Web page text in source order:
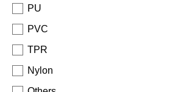
PU
PVC
TPR
Nylon